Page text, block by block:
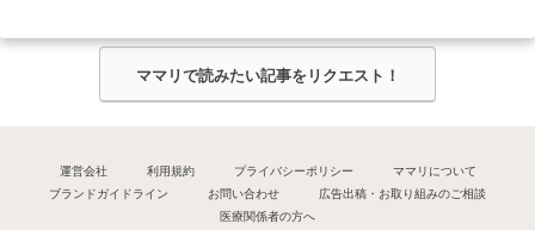
ママリで読みたい記事をリクエスト！
運営会社 利用規約 プライバシーポリシー
ママリについて
ブランドガイドライン
お問い合わせ
広告出稿・お取り組みのご相談
医療関係者の方へ